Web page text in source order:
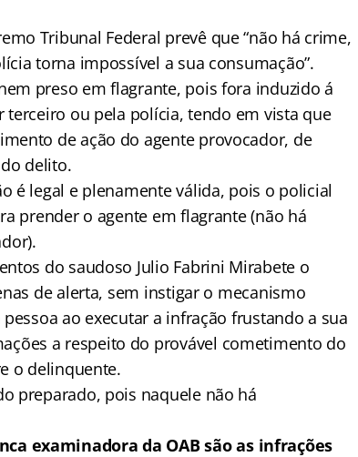
Tribunal Federal prevê que “não há crime,
torna impossível a sua consumação”.
preso em flagrante, pois fora induzido á
ou pela polícia, tendo em vista que
de ação do agente provocador, de
delito.
é legal e plenamente válida, pois o policial
prender o agente em flagrante (não há
do saudoso Julio Fabrini Mirabete o
de alerta, sem instigar o mecanismo
ao executar a infração frustando a sua
a respeito do provável cometimento do
o delinquente.
preparado, pois naquele não há
examinadora da OAB são as infrações